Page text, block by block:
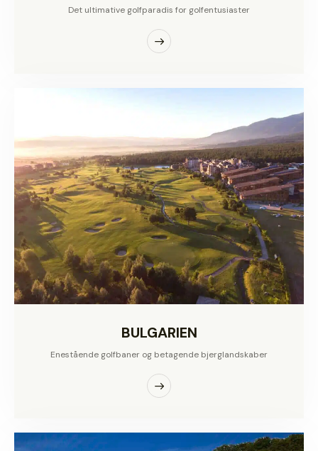
Det ultimative golfparadis for golfentusiaster
BULGARIEN
Enestående golfbaner og betagende bjerglandskaber